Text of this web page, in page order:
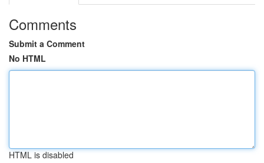
Comments
Submit a Comment
No HTML
HTML is disabled